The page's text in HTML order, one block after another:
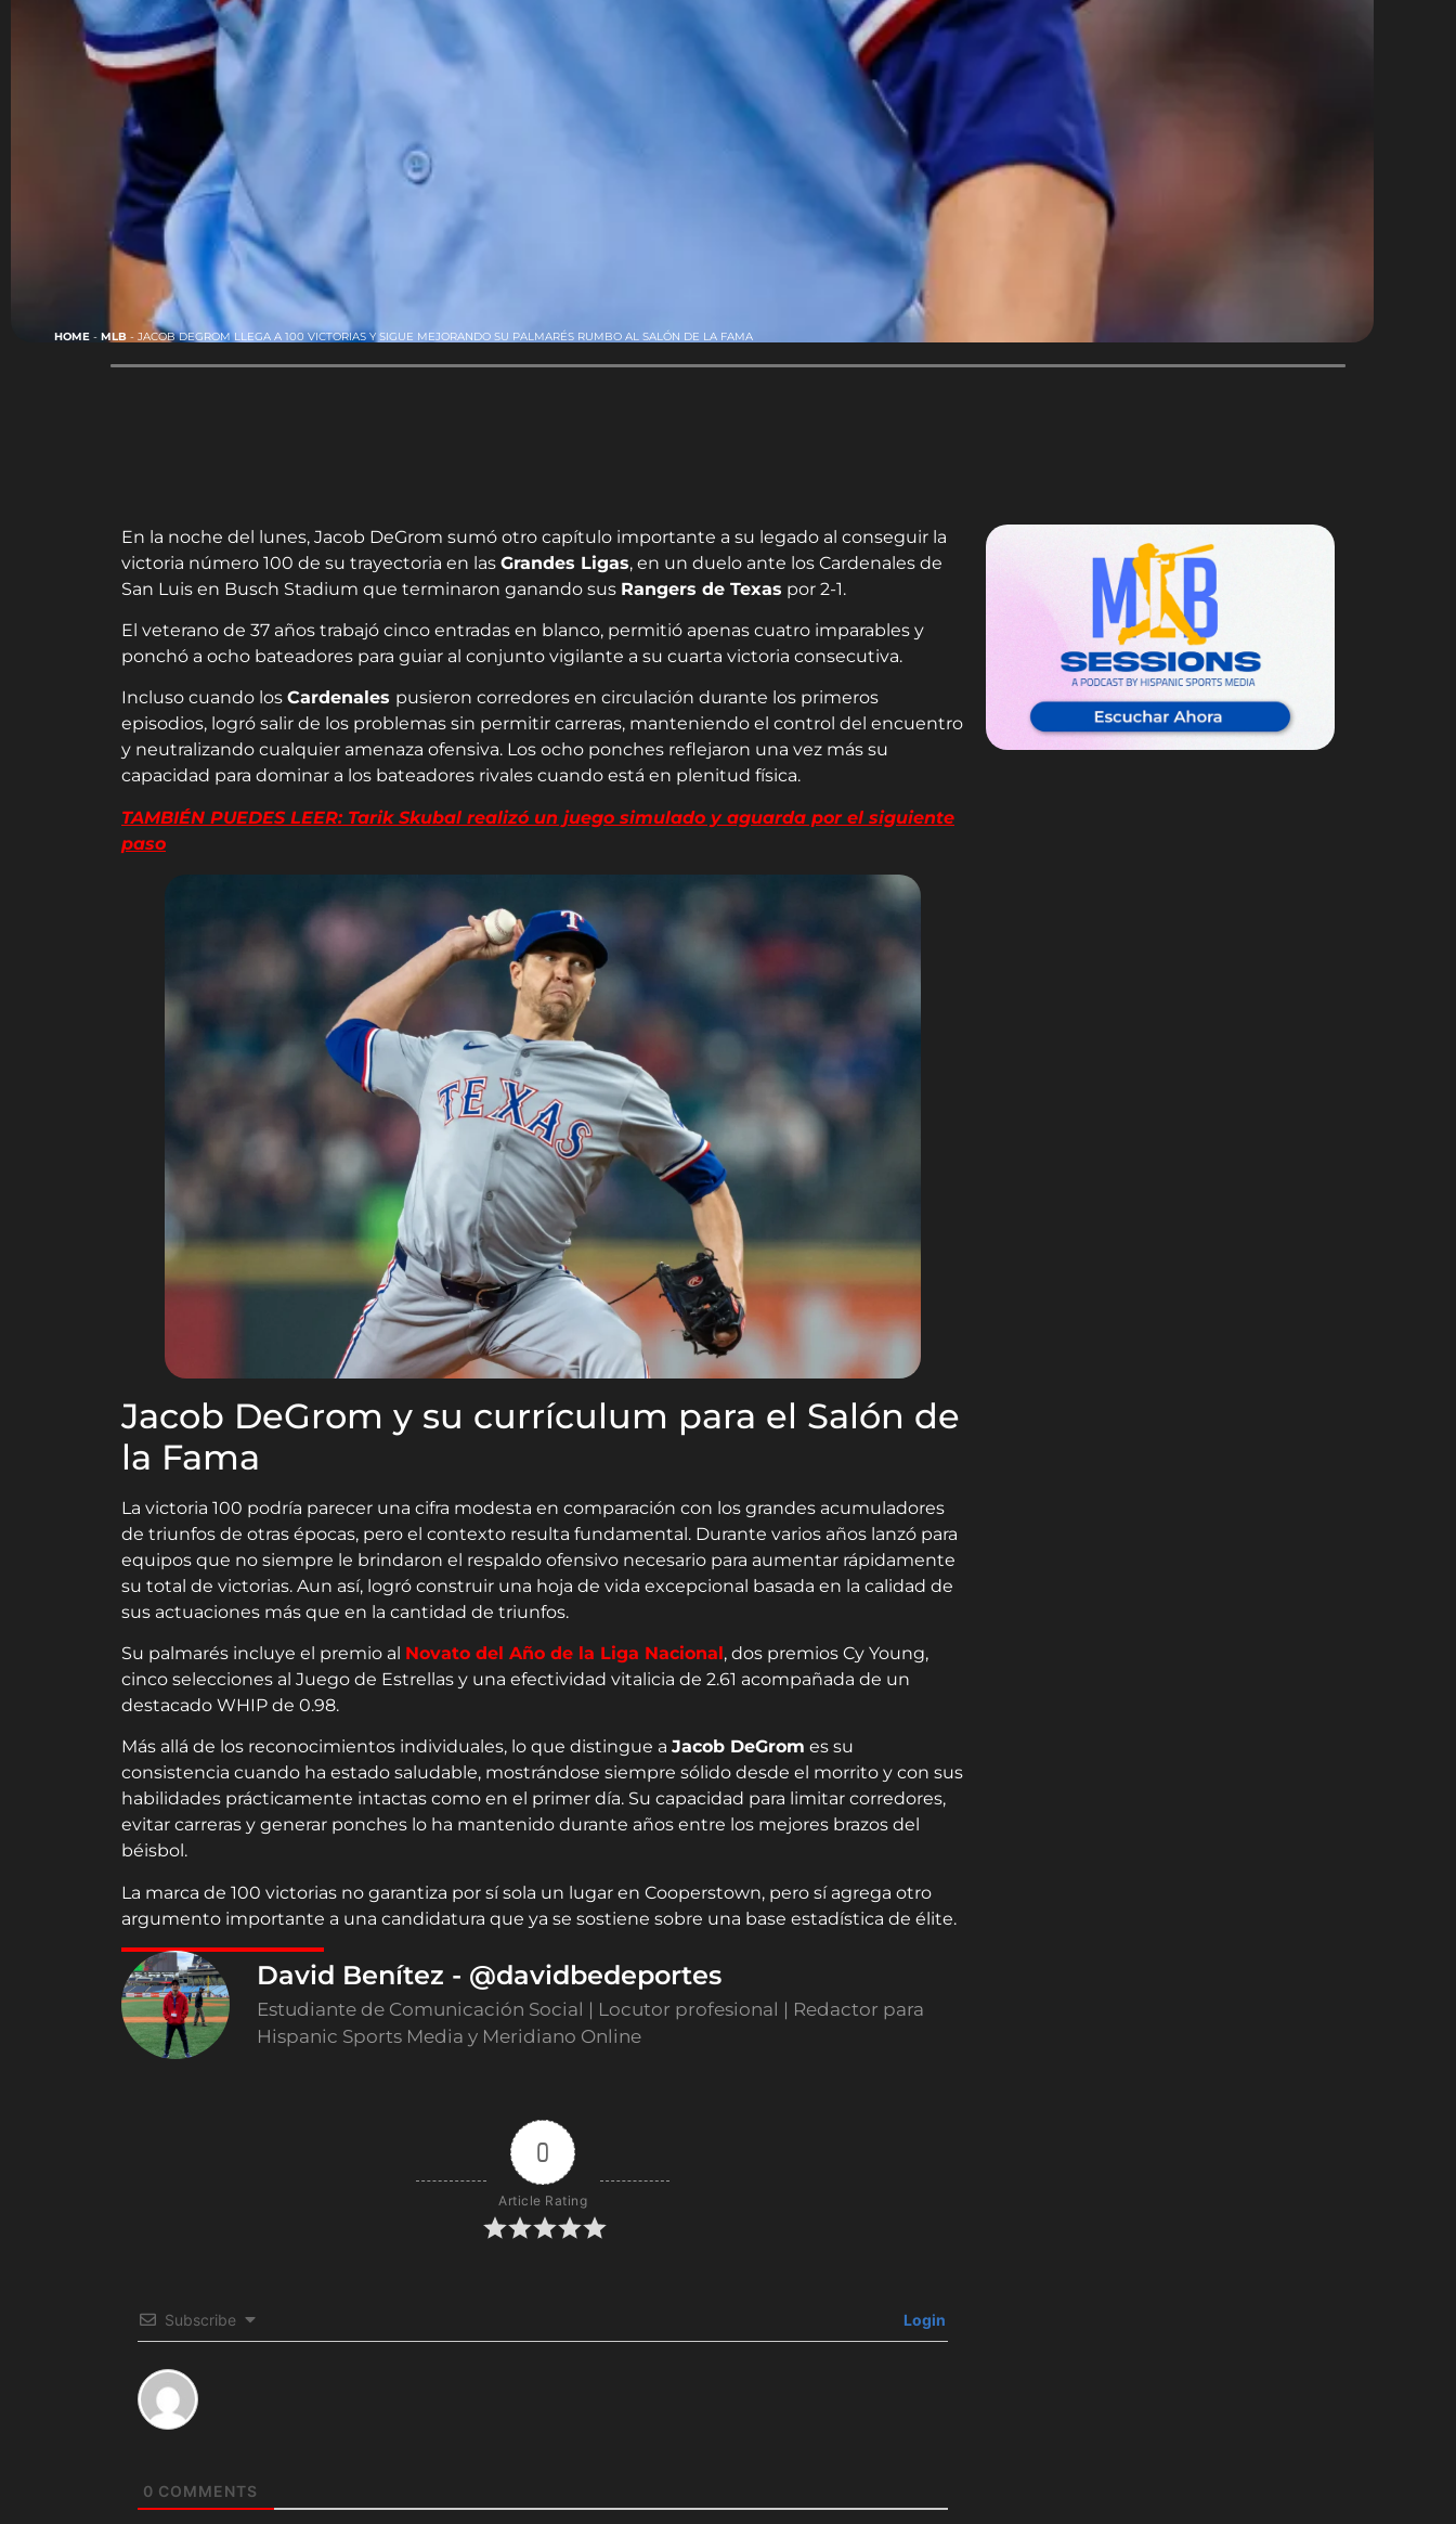
HOME- MLB- JACOB DEGROM LLEGA A 100 VICTORIAS Y SIGUE MEJORANDO SU PALMARÉS RUMBO AL SALÓN DE LA FAMA
En la noche del lunes, Jacob DeGrom sumó otro capítulo importante a su legado al conseguir la
victoria número 100 de su trayectoria en las Grandes Ligas, en un duelo ante los Cardenales de
San Luis en Busch Stadium que terminaron ganando sus Rangers de Texas por 2-1.
El veterano de 37 años trabajó cinco entradas en blanco, permitió apenas cuatro imparables y
ponchó a ocho bateadores para guiar al conjunto vigilante a su cuarta victoria consecutiva.
Incluso cuando los Cardenales pusieron corredores en circulación durante los primeros
episodios, logró salir de los problemas sin permitir carreras, manteniendo el control del encuentro
y neutralizando cualquier amenaza ofensiva. Los ocho ponches reflejaron una vez más su
capacidad para dominar a los bateadores rivales cuando está en plenitud física.
TAMBIÉN PUEDES LEER: Tarik Skubal realizó un juego simulado y aguarda por el siguiente
paso
Jacob DeGrom y su currículum para el Salón de
la Fama
La victoria 100 podría parecer una cifra modesta en comparación con los grandes acumuladores
de triunfos de otras épocas, pero el contexto resulta fundamental. Durante varios años lanzó para
equipos que no siempre le brindaron el respaldo ofensivo necesario para aumentar rápidamente
su total de victorias. Aun así, logró construir una hoja de vida excepcional basada en la calidad de
sus actuaciones más que en la cantidad de triunfos.
Su palmarés incluye el premio al Novato del Año de la Liga Nacional, dos premios Cy Young,
cinco selecciones al Juego de Estrellas y una efectividad vitalicia de 2.61 acompañada de un
destacado WHIP de 0.98.
Más allá de los reconocimientos individuales, lo que distingue a Jacob DeGrom es su
consistencia cuando ha estado saludable, mostrándose siempre sólido desde el morrito y con sus
habilidades prácticamente intactas como en el primer día. Su capacidad para limitar corredores,
evitar carreras y generar ponches lo ha mantenido durante años entre los mejores brazos del
béisbol.
La marca de 100 victorias no garantiza por sí sola un lugar en Cooperstown, pero sí agrega otro
argumento importante a una candidatura que ya se sostiene sobre una base estadística de élite.
David Benítez - @davidbedeportes
Estudiante de Comunicación Social | Locutor profesional | Redactor para
Hispanic Sports Media y Meridiano Online
0
Article Rating
Subscribe Login
0 COMMENTS